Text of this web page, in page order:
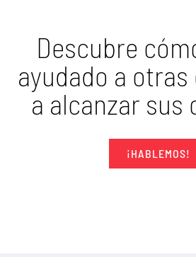
Descubre
ayudado a
a alcanzar sus
¡HABLEMOS!